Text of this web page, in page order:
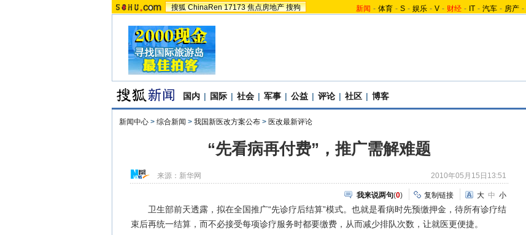
搜狐 ChinaRen 17173 焦点房地产 搜狗 新闻 - 体育 - S - 娱乐 - V - 财经 - IT - 汽车 - 房产 -
国内 | 国际 | 社会 | 军事 | 公益 | 评论 | 社区 | 博客
新闻中心 > 综合新闻 > 我国新医改方案公布 > 医改最新评论
“先看病再付费”，推广需解难题
来源： 新华网 2010年05月15日13:51
我来说两句(0) 复制链接 大 中 小
卫生部前天透露，拟在全国推广“先诊疗后结算”模式。也就是看病时先预缴押金，待所有诊疗结
束后再统一结算，而不必接受每项诊疗服务时都要缴费，从而减少排队次数，让就医更便捷。